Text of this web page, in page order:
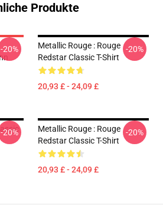
Produkte
-20%
Metallic Rouge : Rouge
Redstar Classic T-Shirt
20,93 £ - 24,09 £
-20%
-20%
Metallic Rouge : Rouge
Redstar Classic T-Shirt
20,93 £ - 24,09 £
-20%